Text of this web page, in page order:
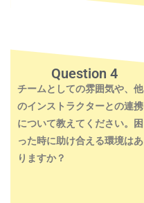
Question 4
チームとしての雰囲気や、他
のインストラクターとの連携
について教えてください。困
った時に助け合える環境はあ
りますか？